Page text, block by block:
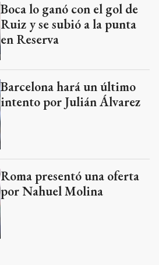
Boca lo ganó con el gol de
Ruiz y se subió a la punta
en Reserva
Barcelona hará un último
intento por Julián Álvarez
Roma presentó una oferta
por Nahuel Molina